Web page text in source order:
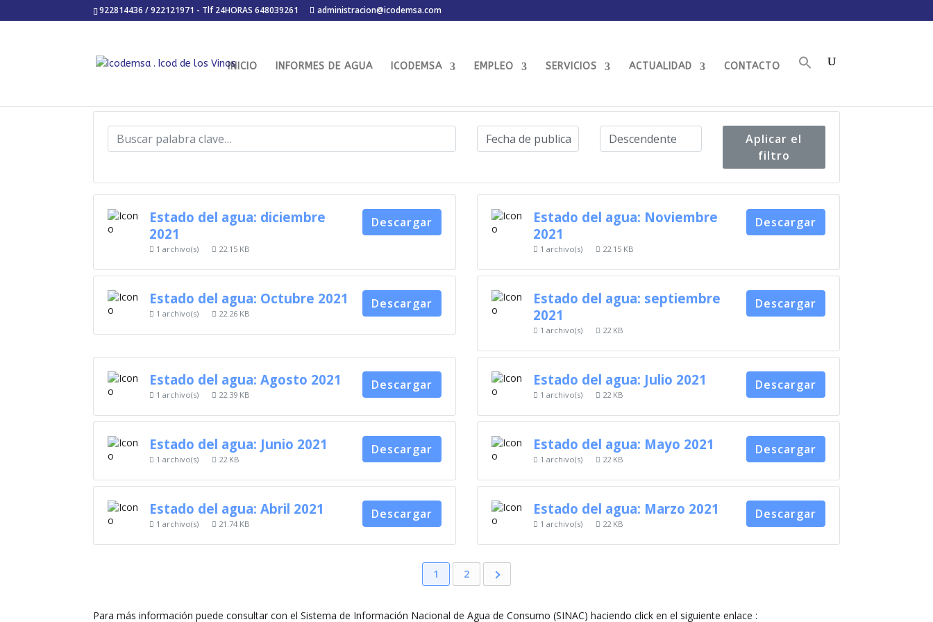
922814436 / 922121971 - Tlf 24HORAS 648039261 administracion@icodemsa.com
INICIO INFORMES DE AGUA ICODEMSA EMPLEO SERVICIOS ACTUALIDAD CONTACTO
Aplicar el
filtro
Estado del agua: diciembre
2021
1 archivo(s) 22.15 KB
Descargar
Estado del agua: Noviembre
2021
1 archivo(s) 22.15 KB
Descargar
Estado del agua: Octubre 2021
1 archivo(s) 22.26 KB
Descargar
Estado del agua: septiembre
2021
1 archivo(s) 22 KB
Descargar
Estado del agua: Agosto 2021
1 archivo(s) 22.39 KB
Descargar Estado del agua: Julio 2021
1 archivo(s) 22 KB
Descargar
Estado del agua: Junio 2021
1 archivo(s) 22 KB
Descargar Estado del agua: Mayo 2021
1 archivo(s) 22 KB
Descargar
Estado del agua: Abril 2021
1 archivo(s) 21.74 KB
Descargar Estado del agua: Marzo 2021
1 archivo(s) 22 KB
Descargar
1 2
Para más información puede consultar con el Sistema de Información Nacional de Agua de Consumo (SINAC) haciendo click en el siguiente enlace :